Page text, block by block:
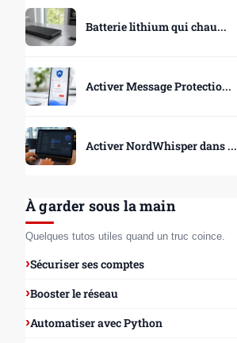
Batterie lithium qui chau...
Activer Message Protectio...
Activer NordWhisper dans ...
À garder sous la main
Quelques tutos utiles quand un truc coince.
Sécuriser ses comptes
Booster le réseau
Automatiser avec Python